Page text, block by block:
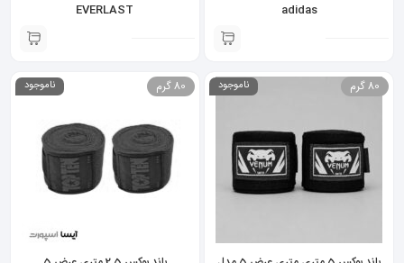
adidas
EVERLAST
ناموجود 80 گرم ناموجود 80 گرم